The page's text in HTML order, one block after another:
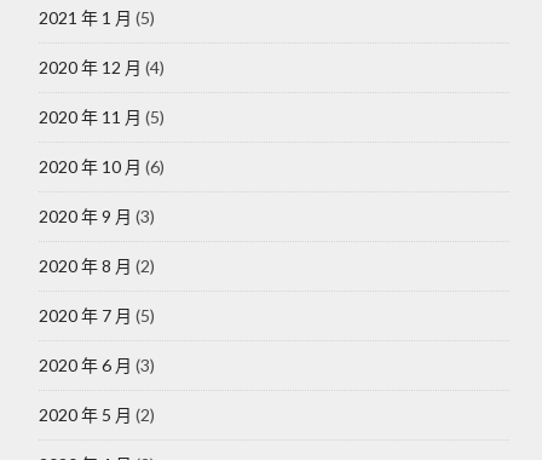
2021 年 1 月 (5)
2020 年 12 月 (4)
2020 年 11 月 (5)
2020 年 10 月 (6)
2020 年 9 月 (3)
2020 年 8 月 (2)
2020 年 7 月 (5)
2020 年 6 月 (3)
2020 年 5 月 (2)